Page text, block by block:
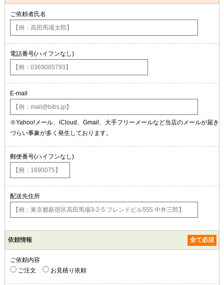
ご依頼者氏名
電話番号(ハイフンなし)
E-mail
※Yahoo!メール、iCloud、Gmail、大手フリーメールなど当店のメールが届き
づらい事象が多く発生しております。
郵便番号(ハイフンなし)
配送先住所
依頼情報 全て必須
ご依頼内容
ご注文
お見積り依頼